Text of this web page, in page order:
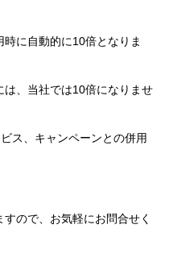
に自動的に10倍となりま
は、当社では10倍になりませ
ス、キャンペーンとの併用
ので、お気軽にお問合せく